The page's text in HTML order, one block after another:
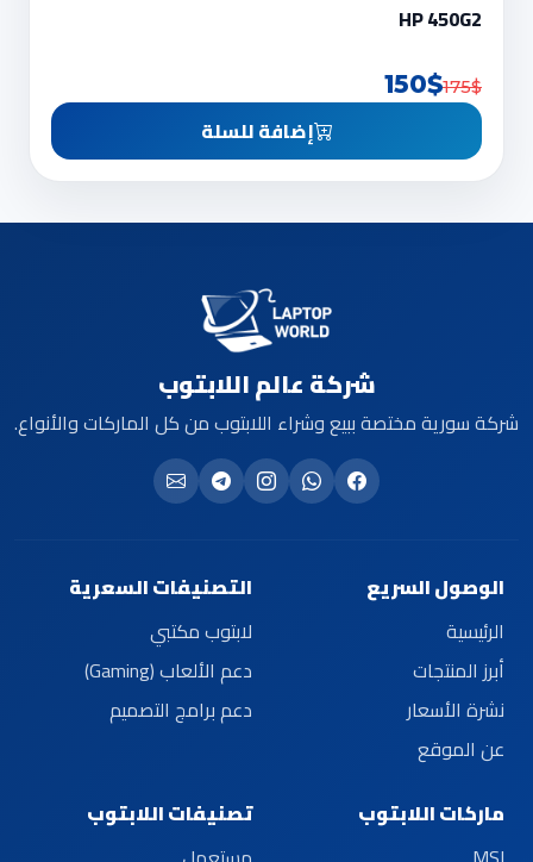
HP 450G2
175$
150$
إضافة للسلة
شركة عالم اللابتوب
شركة سورية مختصة ببيع وشراء اللابتوب من كل الماركات والأنواع.
الوصول السريع
الرئيسية
أبرز المنتجات
نشرة الأسعار
عن الموقع
التصنيفات السعرية
لابتوب مكتبي
دعم الألعاب (Gaming)
دعم برامج التصميم
ماركات اللابتوب
تصنيفات اللابتوب